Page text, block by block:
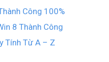
Công 100%
8 Thành Công
Tính Từ A – Z